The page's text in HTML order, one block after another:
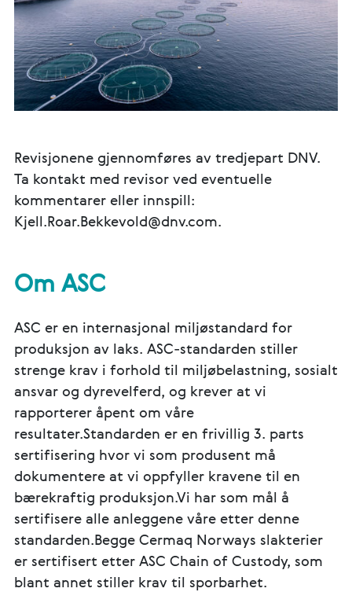
Revisjonene gjennomføres av tredjepart DNV.
Ta kontakt med revisor ved eventuelle
kommentarer eller innspill:
Kjell.Roar.Bekkevold@dnv.com.
Om ASC
ASC er en internasjonal miljøstandard for
produksjon av laks. ASC-standarden stiller
strenge krav i forhold til miljøbelastning, sosialt
ansvar og dyrevelferd, og krever at vi
rapporterer åpent om våre
resultater.Standarden er en frivillig 3. parts
sertifisering hvor vi som produsent må
dokumentere at vi oppfyller kravene til en
bærekraftig produksjon.Vi har som mål å
sertifisere alle anleggene våre etter denne
standarden.Begge Cermaq Norways slakterier
er sertifisert etter ASC Chain of Custody, som
blant annet stiller krav til sporbarhet.